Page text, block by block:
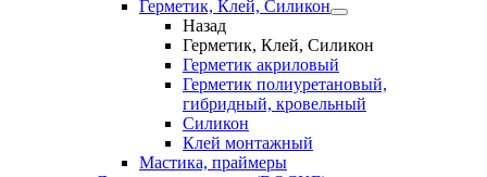
Герметик, Клей, Силикон
Назад
Герметик, Клей, Силикон
Герметик акриловый
Герметик полиуретановый,
гибридный, кровельный
Силикон
Клей монтажный
Мастика, праймеры